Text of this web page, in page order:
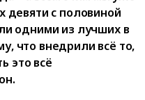
девяти с половиной
одними из лучших в
что внедрили всё то,
это всё